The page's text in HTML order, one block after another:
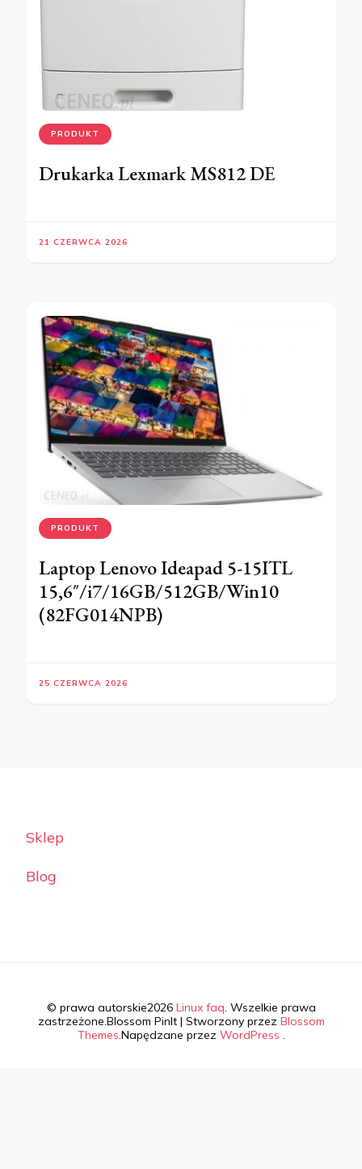
PRODUKT
Drukarka Lexmark MS812 DE
21 CZERWCA 2026
PRODUKT
Laptop Lenovo Ideapad 5-15ITL
15,6″/i7/16GB/512GB/Win10
(82FG014NPB)
25 CZERWCA 2026
Sklep
Blog
© prawa autorskie2026 Linux faq. Wszelkie prawa
zastrzeżone.Blossom PinIt | Stworzony przez Blossom
Themes.Napędzane przez WordPress .